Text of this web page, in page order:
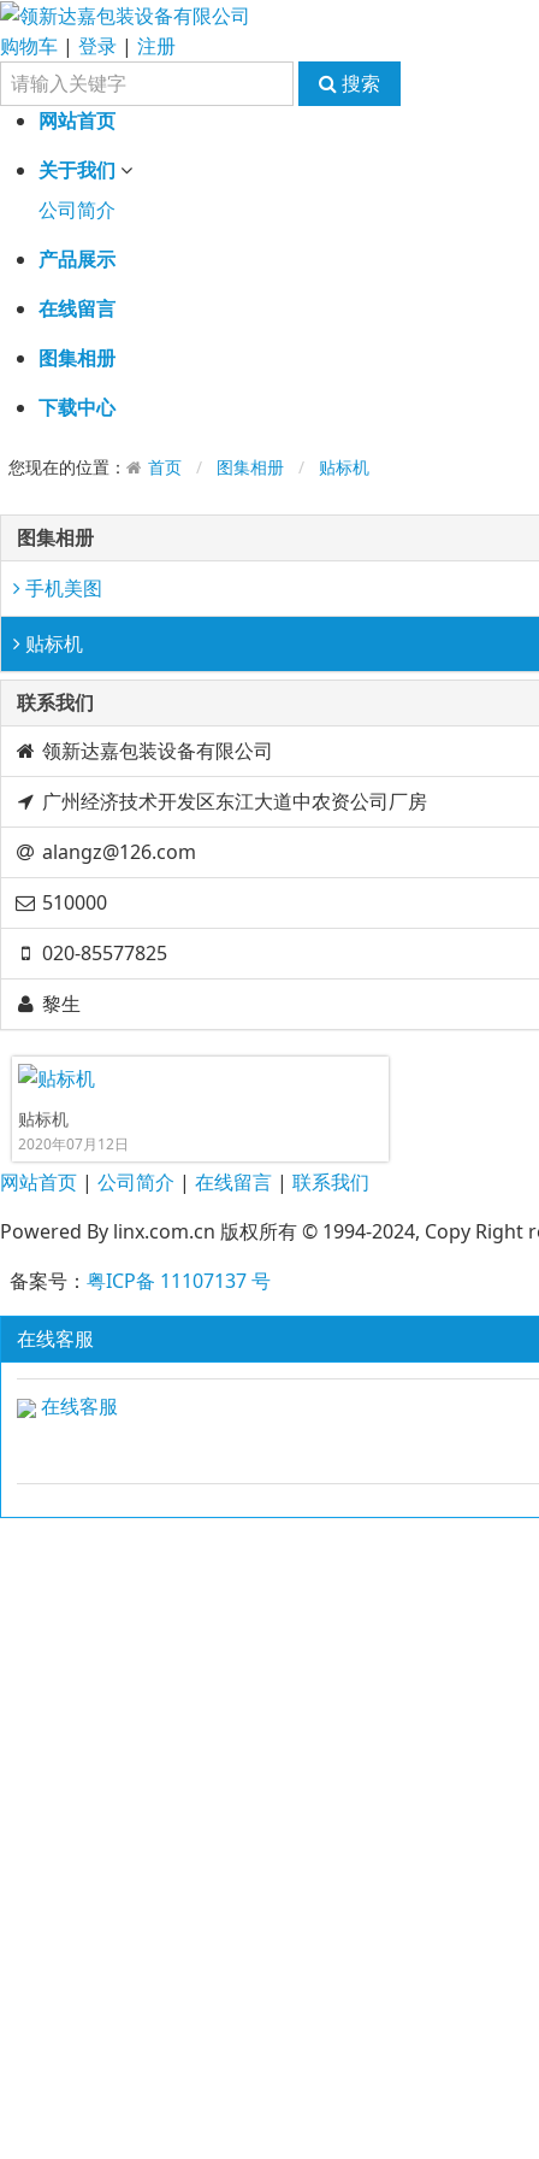
购物车 | 登录 | 注册
搜索
网站首页
关于我们
公司简介
产品展示
在线留言
图集相册
下载中心
您现在的位置： 首页 图集相册 贴标机
图集相册
手机美图
贴标机
联系我们
领新达嘉包装设备有限公司​
广州经济技术开发区东江大道中农资公司厂房
alangz@126.com
510000
020-85577825
黎生
贴标机
2020年07月12日
网站首页 | 公司简介 | 在线留言 | 联系我们
Powered By linx.com.cn 版权所有 © 1994-2024, Copy Right
备案号： 粤ICP备 11107137 号
在线客服
在线客服